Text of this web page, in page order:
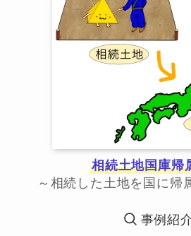
相続土地国庫帰
～相続した土地を国に帰
事例紹